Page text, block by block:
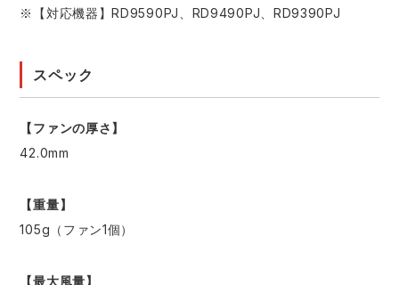
※【対応機器】RD9590PJ、RD9490PJ、RD9390PJ
スペック
【ファンの厚さ】
42.0mm
【重量】
105g（ファン1個）
【最大風量】